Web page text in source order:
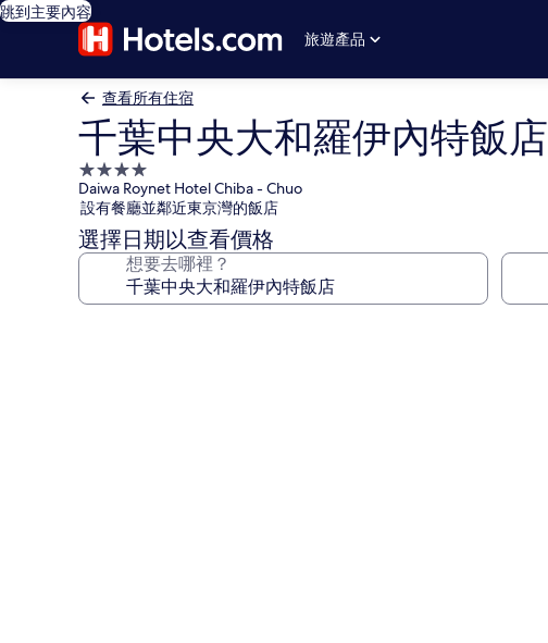
跳到主要內容
旅遊產品
查看所有住宿
千葉中央大和羅伊內特飯店
4.0
星
級
住
宿
Daiwa Roynet Hotel Chiba - Chuo
設有餐廳並鄰近東京灣的飯店
選擇日期以查看價格
想要去哪裡？